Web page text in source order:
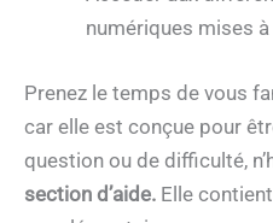
numériques mises
Prenez le temps de vous
car elle est conçue pour
question ou de difficulté,
section d’aide. Elle